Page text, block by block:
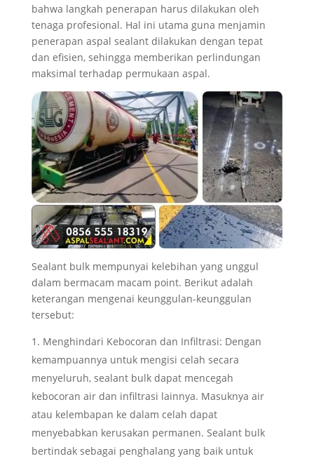
bahwa langkah penerapan harus dilakukan oleh
tenaga profesional. Hal ini utama guna menjamin
penerapan aspal sealant dilakukan dengan tepat
dan efisien, sehingga memberikan perlindungan
maksimal terhadap permukaan aspal.
Sealant bulk mempunyai kelebihan yang unggul
dalam bermacam macam point. Berikut adalah
keterangan mengenai keunggulan-keunggulan
tersebut:
Menghindari Kebocoran dan Infiltrasi: Dengan
kemampuannya untuk mengisi celah secara
menyeluruh, sealant bulk dapat mencegah
kebocoran air dan infiltrasi lainnya. Masuknya air
atau kelembapan ke dalam celah dapat
menyebabkan kerusakan permanen. Sealant bulk
bertindak sebagai penghalang yang baik untuk